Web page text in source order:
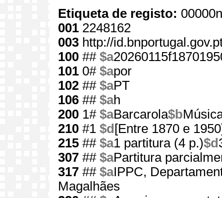
Etiqueta de registo:
001 2248162
003 http://
100 ## $a
101 0# $apor
102 ## $aPT
106 ## $ah
200 1# $aBarcarola$b
210 #1 $d [Entre 1870 e
215 ## $a1 partitura (4 p.)$d
307 ## $aPartitura
317 ## $aIPPC,
Magalhães